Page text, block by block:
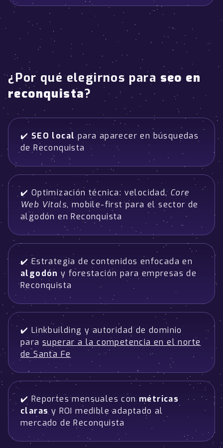
¿Por qué elegirnos para seo en
reconquista?
✔️ SEO localpara aparecer en búsquedas
de Reconquista
✔️ Optimización técnica: velocidad, Core
Web Vitals, mobile-first para el sector de
algodón en Reconquista
✔️ Estrategia de contenidos enfocada en
algodón y forestación para empresas de
Reconquista
✔️ Linkbuilding y autoridad de dominio
para superar a la competencia en el norte
de Santa Fe
✔️ Reportes mensuales con métricas
claras y ROI medible adaptado al
mercado de Reconquista